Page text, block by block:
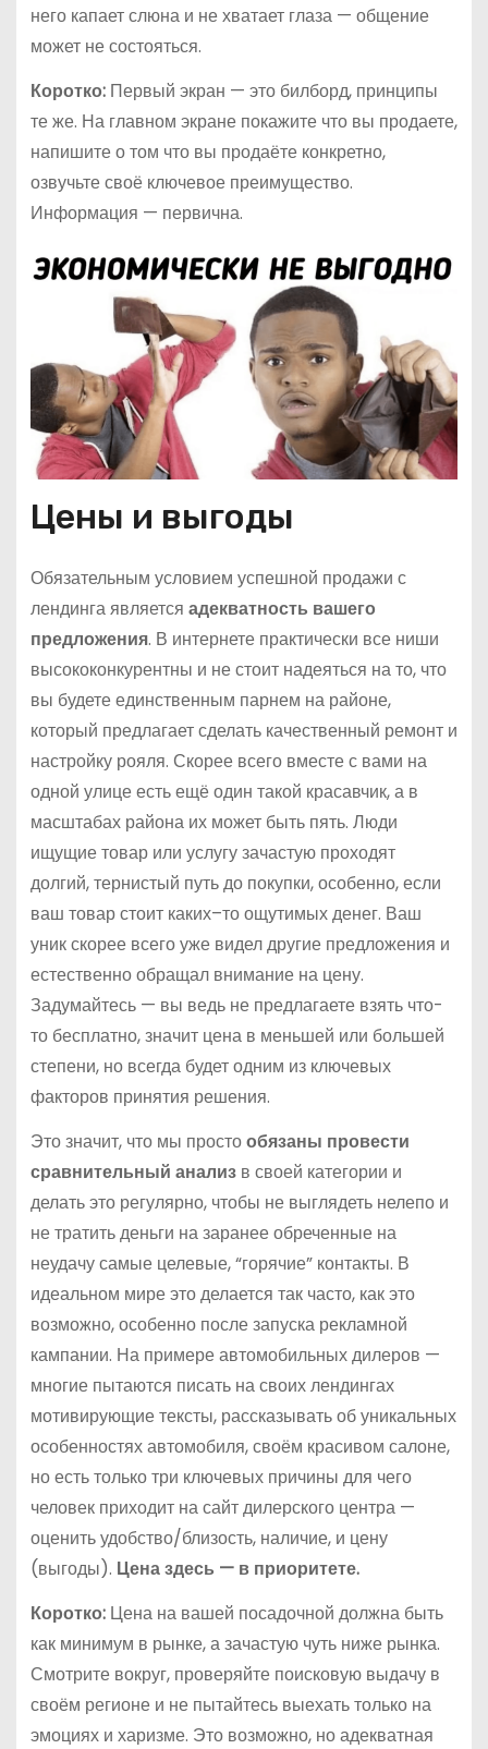
него капает слюна и не хватает глаза — общение
может не состояться.
Коротко: Первый экран — это билборд, принципы
те же. На главном экране покажите что вы продаете,
напишите о том что вы продаёте конкретно,
озвучьте своё ключевое преимущество.
Информация — первична.
Цены и выгоды
Обязательным условием успешной продажи с
лендинга является адекватность вашего
предложения. В интернете практически все ниши
высококонкурентны и не стоит надеяться на то, что
вы будете единственным парнем на районе,
который предлагает сделать качественный ремонт и
настройку рояля. Скорее всего вместе с вами на
одной улице есть ещё один такой красавчик, а в
масштабах района их может быть пять. Люди
ищущие товар или услугу зачастую проходят
долгий, тернистый путь до покупки, особенно, если
ваш товар стоит каких–то ощутимых денег. Ваш
уник скорее всего уже видел другие предложения и
естественно обращал внимание на цену.
Задумайтесь — вы ведь не предлагаете взять что-
то бесплатно, значит цена в меньшей или большей
степени, но всегда будет одним из ключевых
факторов принятия решения.
Это значит, что мы простообязаны провести
сравнительный анализв своей категории и
делать это регулярно, чтобы не выглядеть нелепо и
не тратить деньги на заранее обреченные на
неудачу самые целевые, “горячие” контакты. В
идеальном мире это делается так часто, как это
возможно, особенно после запуска рекламной
кампании. На примере автомобильных дилеров —
многие пытаются писать на своих лендингах
мотивирующие тексты, рассказывать об уникальных
особенностях автомобиля, своём красивом салоне,
но есть только три ключевых причины для чего
человек приходит на сайт дилерского центра —
оценить удобство/близость, наличие, и цену
(выгоды). Цена здесь — в приоритете.
Коротко:Цена на вашей посадочной должна быть
как минимум в рынке, а зачастую чуть ниже рынка.
Смотрите вокруг, проверяйте поисковую выдачу в
своём регионе и не пытайтесь выехать только на
эмоциях и харизме. Это возможно, но адекватная